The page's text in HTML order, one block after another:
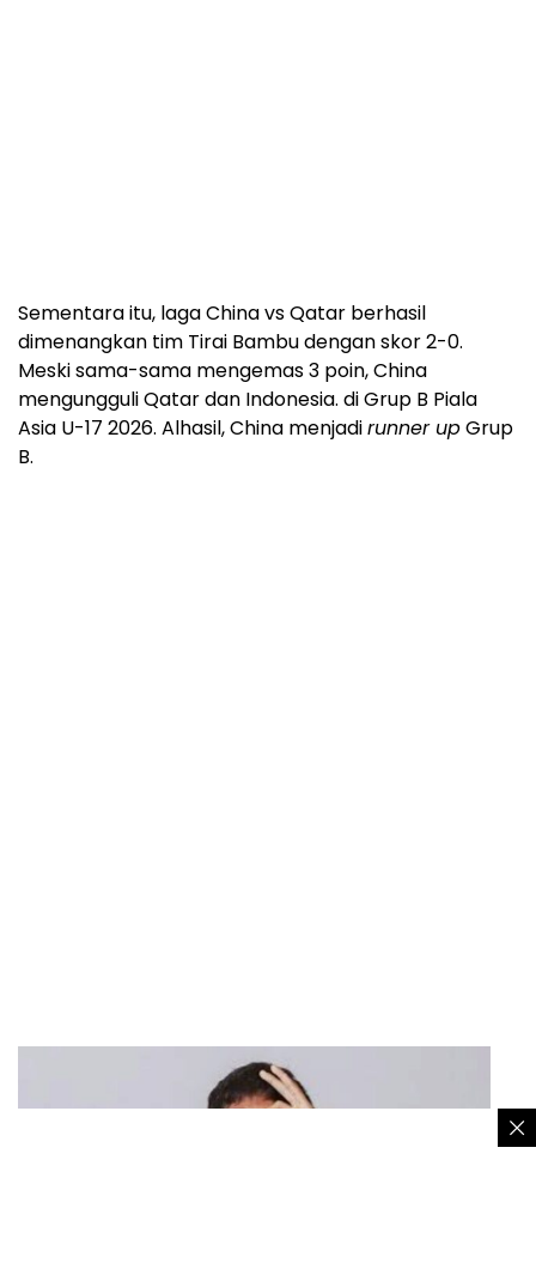
Sementara itu, laga China vs Qatar berhasil
dimenangkan tim Tirai Bambu dengan skor 2-0.
Meski sama-sama mengemas 3 poin, China
mengungguli Qatar dan Indonesia. di Grup B Piala
Asia U-17 2026. Alhasil, China menjadirunner upGrup
B.